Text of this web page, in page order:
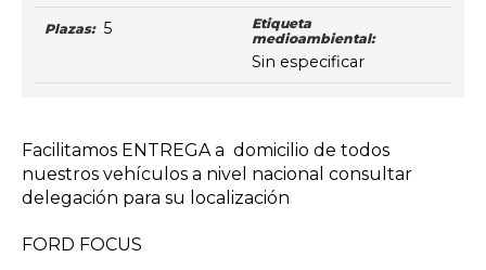
Plazas: 5
Etiqueta
medioambiental:
Sin especificar
Facilitamos ENTREGA a domicilio de todos
nuestros vehículos a nivel nacional consultar
delegación para su localización
FORD FOCUS